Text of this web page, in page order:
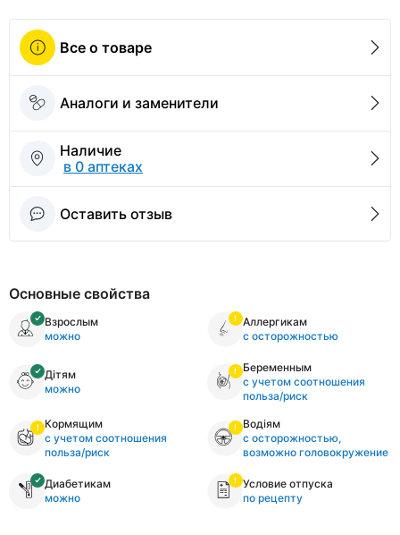
Все о товаре
Аналоги и заменители
Наличие
в 0 аптеках
Оставить отзыв
Основные свойства
Взрослым
можно
Аллергикам
с осторожностью
Дітям
можно
Беременным
с учетом соотношения
польза/риск
Кормящим
с учетом соотношения
польза/риск
Водіям
с осторожностью,
возможно головокружение
Диабетикам
можно
Условие отпуска
по рецепту